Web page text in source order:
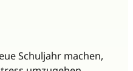
Schuljahr machen,